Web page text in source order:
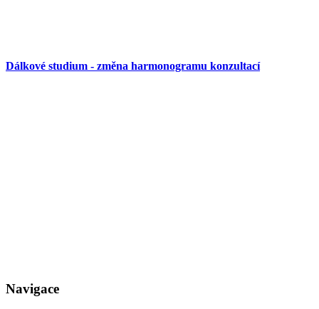
Dálkové studium - změna harmonogramu konzultací
Navigace